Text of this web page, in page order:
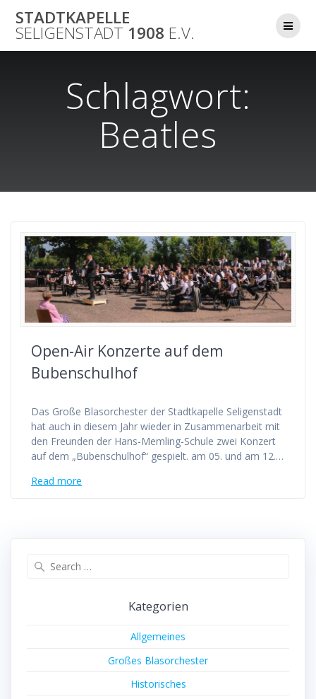
content
STADTKAPELLE
SELIGENSTADT 1908 E.V.
Schlagwort:
Beatles
Open-Air Konzerte auf dem
Bubenschulhof
Das Große Blasorchester der Stadtkapelle Seligenstadt
hat auch in diesem Jahr wieder in Zusammenarbeit mit
den Freunden der Hans-Memling-Schule zwei Konzert
auf dem „Bubenschulhof“ gespielt. am 05. und am 12.…
Read more
Kategorien
Allgemeines
Großes Blasorchester
Historisches